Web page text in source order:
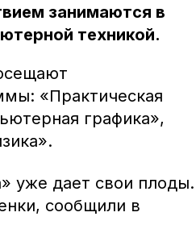
занимаются в
техникой.
«Практическая
графика»,
уже дает свои плоды.
сообщили в